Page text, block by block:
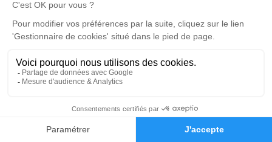
Faire-part Hommages
disponible ici.
Je rends hommage
Cérémonie civile
Crématorium de Thionville
7, Rue du Souvenir Français